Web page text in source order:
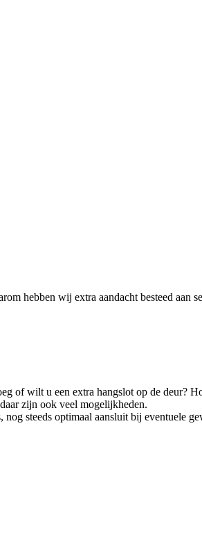
hebben wij extra aandacht besteed aan
of wilt u een extra hangslot op de deur?
zijn ook veel mogelijkheden.
steeds optimaal aansluit bij eventuele